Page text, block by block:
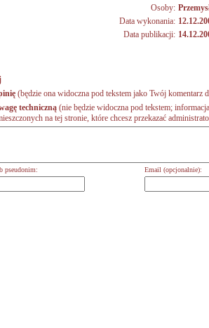
Osoby:
Data wykonania:
Data publikacji:
(będzie ona widoczna pod tekstem jako Twój komentarz
techniczną (nie będzie widoczna pod tekstem;
na tej stronie, które chcesz przekazać
pseudonim: Email (opcjonalnie):